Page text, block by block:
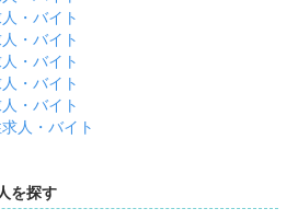
、気になる求人が見つかった女性はお早め
・バイト
・バイト
・バイト
・バイト
・バイト
人・バイト
を探す